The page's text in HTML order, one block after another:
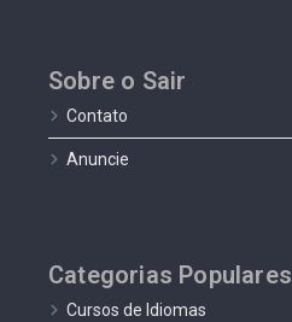
Sobre o Sair
Contato
Anuncie
Categorias Populares
Cursos de Idiomas